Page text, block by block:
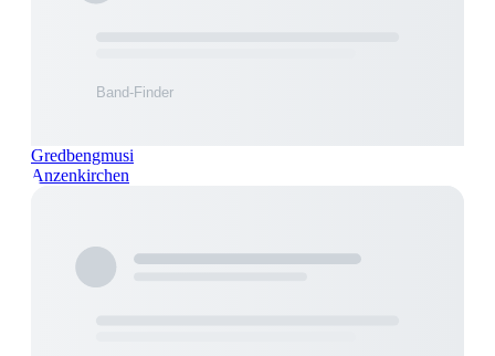
Gredbengmusi
Anzenkirchen